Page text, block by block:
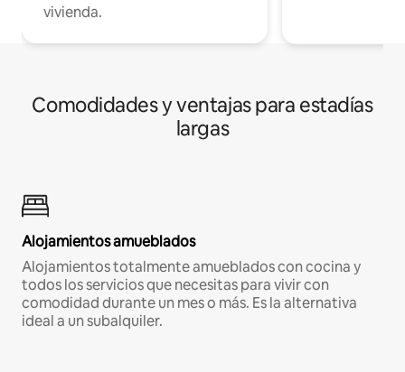
vivienda.
Comodidades y ventajas para estadías
largas
Alojamientos amueblados
Alojamientos totalmente amueblados con cocina y
todos los servicios que necesitas para vivir con
comodidad durante un mes o más. Es la alternativa
ideal a un subalquiler.